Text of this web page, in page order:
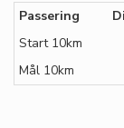
Passering
Start 10km
Mål 10km